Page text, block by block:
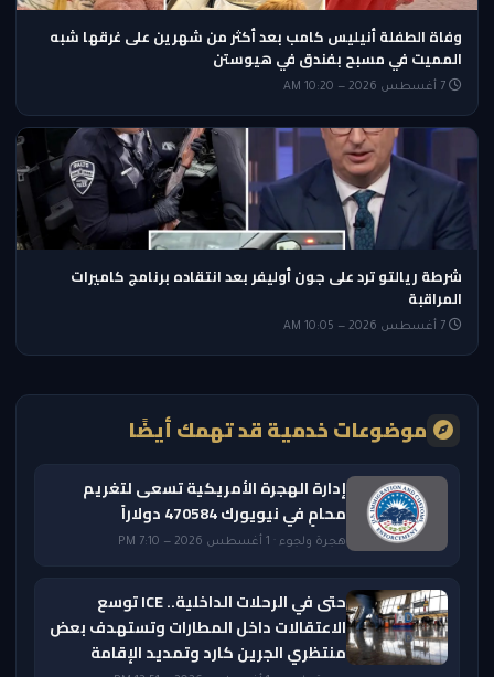
وفاة الطفلة أنيليس كامب بعد أكثر من شهرين على غرقها شبه
المميت في مسبح بفندق في هيوستن
شرطة ريالتو ترد على جون أوليفر بعد انتقاده برنامج كاميرات
المراقبة
موضوعات خدمية قد تهمك أيضًا
إدارة الهجرة الأمريكية تسعى لتغريم
محامٍ في نيويورك 470584 دولاراً
هجرة ولجوء · 1 أغسطس 2026 — 7:10 PM
حتى في الرحلات الداخلية.. ICE توسع
الاعتقالات داخل المطارات وتستهدف بعض
منتظري الجرين كارد وتمديد الإقامة